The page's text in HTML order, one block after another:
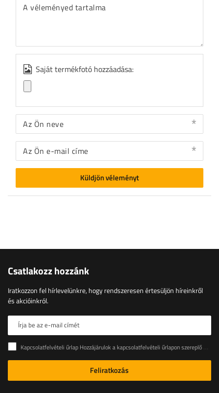
A véleményed tartalma
Saját termékfotó hozzáadása:
Az Ön neve
Az Ön e-mail címe
Küldjön véleményt
Csatlakozz hozzánk
Iratkozzon fel hírlevelünkre, hogy rendszeresen értesüljön híreinkről
és akcióinkról.
Írja be az e-mail címét
Kapcsolatfelvételi űrlap Hozzájárulok a kapcsolatfelvételi űrlapon szereplő személyes adataimnak az Európai Parlament és a Tanács (EU) rendeletével összhangban történő kezeléséhez
Feliratkozás